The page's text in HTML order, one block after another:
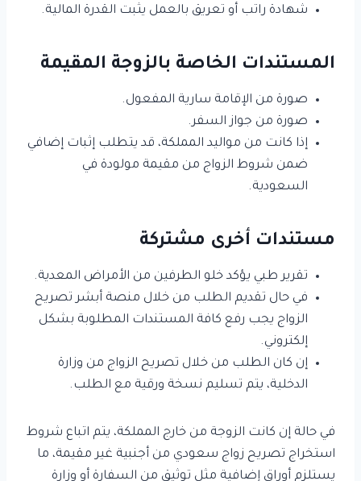
شهادة راتب أو تعريق بالعمل يثبت القدرة المالية.
المستندات الخاصة بالزوجة المقيمة
صورة من الإقامة سارية المفعول.
صورة من جواز السفر.
إذا كانت من مواليد المملكة، قد يتطلب إثبات إضافي
ضمن شروط الزواج من مقيمة مولودة في
السعودية.
مستندات أخرى مشتركة
تقرير طبي يؤكد خلو الطرفين من الأمراض المعدية.
في حال تقديم الطلب من خلال منصة أبشر تصريح
الزواج يجب رفع كافة المستندات المطلوبة بشكل
إلكتروني.
إن كان الطلب من خلال تصريح الزواج من وزارة
الدخلية، يتم تسليم نسخة ورقية مع الطلب.
في حالة إن كانت الزوجة من خارج المملكة، يتم اتباع شروط
استخراج تصريح زواج سعودي من أجنبية غير مقيمة، ما
يستلزم أوراق إضافية مثل توثيق من السفارة أو وزارة